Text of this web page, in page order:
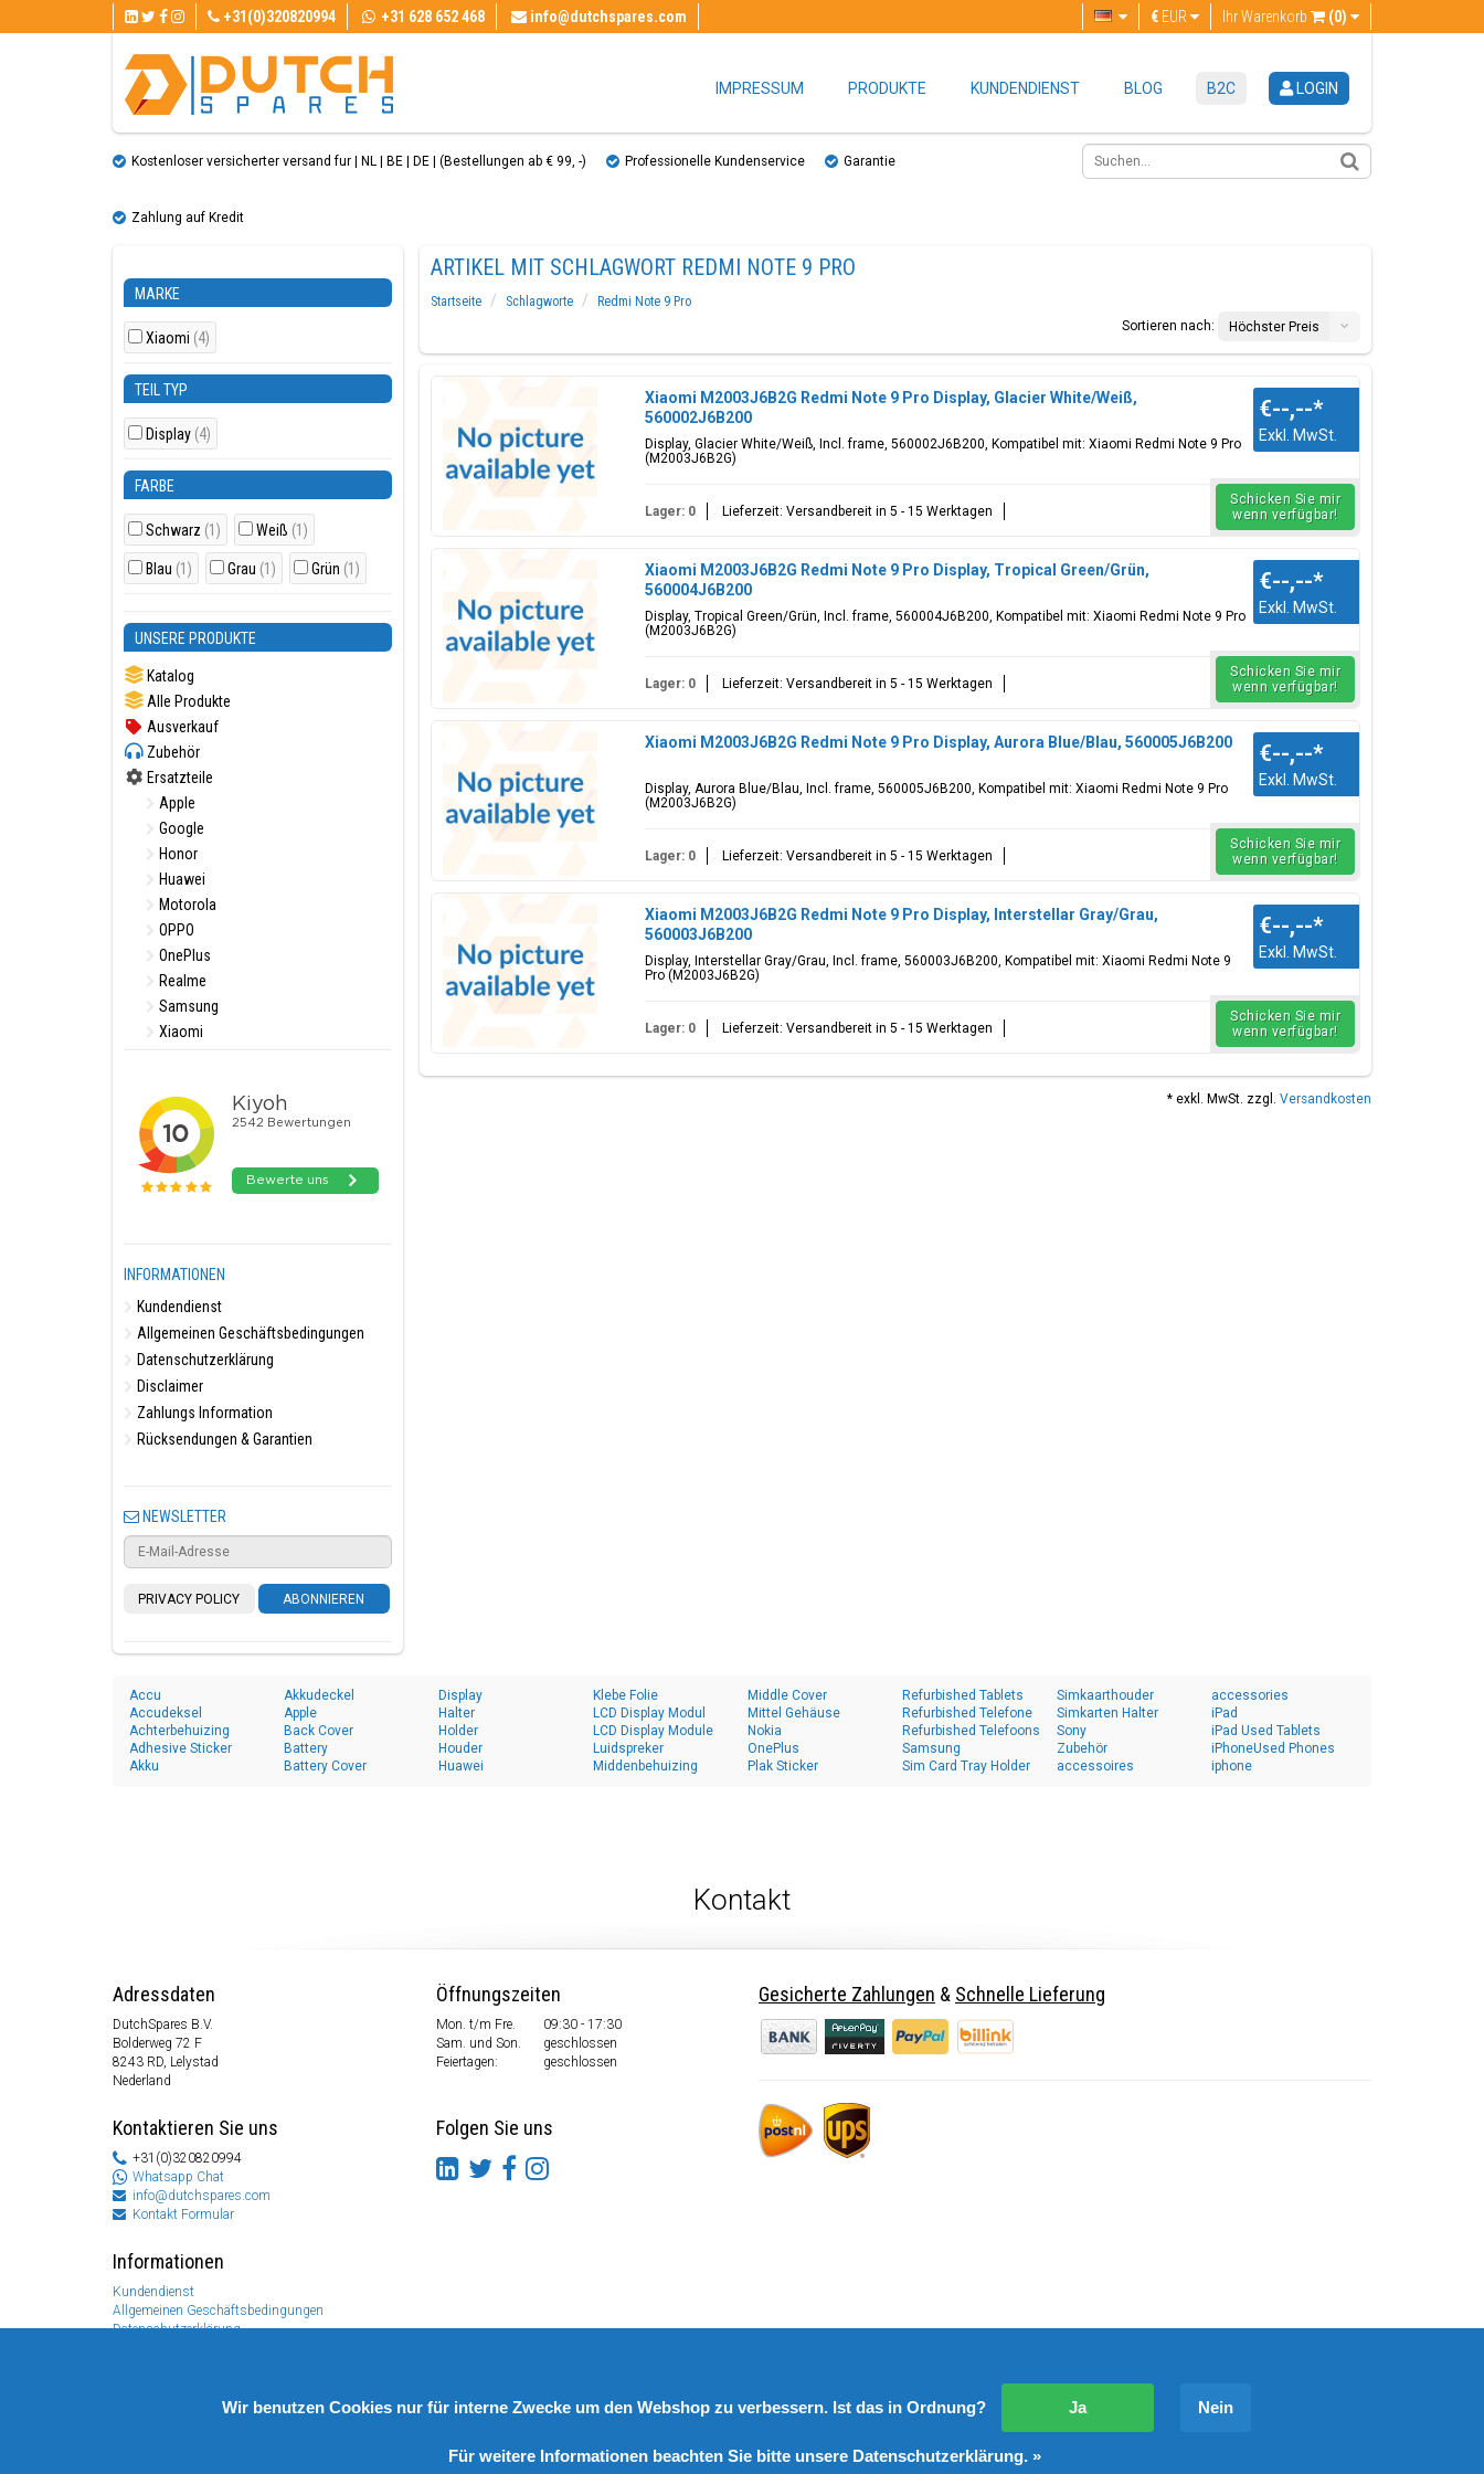
+31(0)320820994 +31 628 652 468 info@dutchspares.com Ihr Warenkorb (0)
€ EUR
IMPRESSUM PRODUKTE KUNDENDIENST BLOG B2C LOGIN
Kostenloser versicherter versand fur | NL | BE | DE | (Bestellungen ab € 99, ​​-) Professionelle Kundenservice Garantie
Zahlung auf Kredit
MARKE
Xiaomi (4)
TEIL TYP
Display (4)
FARBE
Schwarz (1) Weiß (1)
Blau (1) Grau (1) Grün (1)
UNSERE PRODUKTE
Katalog
Alle Produkte
Ausverkauf
Zubehör
Ersatzteile
Apple
Google
Honor
Huawei
Motorola
OPPO
OnePlus
Realme
Samsung
Xiaomi
INFORMATIONEN
Kundendienst
Allgemeinen Geschäftsbedingungen
Datenschutzerklärung
Disclaimer
Zahlungs Information
Rücksendungen & Garantien
NEWSLETTER
PRIVACY POLICY ABONNIEREN
ARTIKEL MIT SCHLAGWORT REDMI NOTE 9 PRO
Startseite Schlagworte
Redmi Note 9 Pro
Sortieren nach:
Höchster Preis
Xiaomi M2003J6B2G Redmi Note 9 Pro Display, Glacier White/Weiß,
560002J6B200
Display, Glacier White/Weiß, Incl. frame, 560002J6B200, Kompatibel mit: Xiaomi Redmi Note 9 Pro
(M2003J6B2G)
€--,--*
Exkl. MwSt.
Lager: 0 Lieferzeit: Versandbereit in 5 - 15 Werktagen
Schicken Sie mir
wenn verfügbar!
Xiaomi M2003J6B2G Redmi Note 9 Pro Display, Tropical Green/Grün,
560004J6B200
Display, Tropical Green/Grün, Incl. frame, 560004J6B200, Kompatibel mit: Xiaomi Redmi Note 9 Pro
(M2003J6B2G)
€--,--*
Exkl. MwSt.
Lager: 0 Lieferzeit: Versandbereit in 5 - 15 Werktagen
Schicken Sie mir
wenn verfügbar!
Xiaomi M2003J6B2G Redmi Note 9 Pro Display, Aurora Blue/Blau, 560005J6B200
Display, Aurora Blue/Blau, Incl. frame, 560005J6B200, Kompatibel mit: Xiaomi Redmi Note 9 Pro
(M2003J6B2G)
€--,--*
Exkl. MwSt.
Lager: 0 Lieferzeit: Versandbereit in 5 - 15 Werktagen
Schicken Sie mir
wenn verfügbar!
Xiaomi M2003J6B2G Redmi Note 9 Pro Display, Interstellar Gray/Grau,
560003J6B200
Display, Interstellar Gray/Grau, Incl. frame, 560003J6B200, Kompatibel mit: Xiaomi Redmi Note 9
Pro (M2003J6B2G)
€--,--*
Exkl. MwSt.
Lager: 0 Lieferzeit: Versandbereit in 5 - 15 Werktagen
Schicken Sie mir
wenn verfügbar!
* exkl. MwSt. zzgl. Versandkosten
Accu
Accudeksel
Achterbehuizing
Adhesive Sticker
Akku
Akkudeckel
Apple
Back Cover
Battery
Battery Cover
Display
Halter
Holder
Houder
Huawei
Klebe Folie
LCD Display Modul
LCD Display Module
Luidspreker
Middenbehuizing
Middle Cover
Mittel Gehäuse
Nokia
OnePlus
Plak Sticker
Refurbished Tablets
Refurbished Telefone
Refurbished Telefoons
Samsung
Sim Card Tray Holder
Simkaarthouder
Simkarten Halter
Sony
Zubehör
accessoires
accessories
iPad
iPad Used Tablets
iPhoneUsed Phones
iphone
Kontakt
Adressdaten
DutchSpares B.V.
Bolderweg 72 F
8243 RD, Lelystad
Nederland
Kontaktieren Sie uns
+31(0)320820994
Whatsapp Chat
info@dutchspares.com
Kontakt Formular
Informationen
Kundendienst
Allgemeinen Geschäftsbedingungen
Datenschutzerklärung
Öffnungszeiten
Mon. t/m Fre.
09:30 - 17:30
Sam. und Son.
geschlossen
Feiertagen:
geschlossen
Folgen Sie uns
Gesicherte Zahlungen & Schnelle Lieferung
© Copyright 2026 DutchSpares B.V. - Design byWebdinge.nl
Wir benutzen Cookies nur für interne Zwecke um den Webshop zu verbessern. Ist das in Ordnung? Ja Nein
Für weitere Informationen beachten Sie bitte unsere Datenschutzerklärung. »